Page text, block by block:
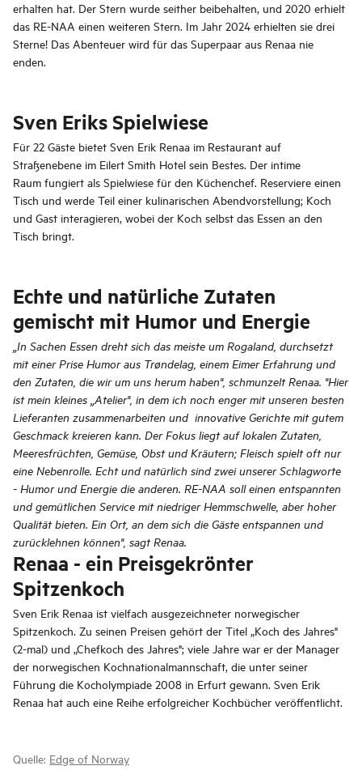
erhalten hat. Der Stern wurde seither beibehalten, und 2020 erhielt
das RE-NAA einen weiteren Stern. Im Jahr 2024 erhielten sie drei
Sterne! Das Abenteuer wird für das Superpaar aus Renaa nie
enden.
Sven Eriks Spielwiese
Für 22 Gäste bietet Sven Erik Renaa im Restaurant auf
Straßenebene im Eilert Smith Hotel sein Bestes. Der intime
Raum fungiert als Spielwiese für den Küchenchef. Reserviere einen
Tisch und werde Teil einer kulinarischen Abendvorstellung; Koch
und Gast interagieren, wobei der Koch selbst das Essen an den
Tisch bringt.
Echte und natürliche Zutaten
gemischt mit Humor und Energie
„In Sachen Essen dreht sich das meiste um Rogaland, durchsetzt
mit einer Prise Humor aus Trøndelag, einem Eimer Erfahrung und
den Zutaten, die wir um uns herum haben", schmunzelt Renaa. "Hier
ist mein kleines „Atelier", in dem ich noch enger mit unseren besten
Lieferanten zusammenarbeiten und innovative Gerichte mit gutem
Geschmack kreieren kann. Der Fokus liegt auf lokalen Zutaten,
Meeresfrüchten, Gemüse, Obst und Kräutern; Fleisch spielt oft nur
eine Nebenrolle. Echt und natürlich sind zwei unserer Schlagworte
- Humor und Energie die anderen. RE-NAA soll einen entspannten
und gemütlichen Service mit niedriger Hemmschwelle, aber hoher
Qualität bieten. Ein Ort, an dem sich die Gäste entspannen und
zurücklehnen können", sagt Renaa.
Renaa - ein Preisgekrönter
Spitzenkoch
Sven Erik Renaa ist vielfach ausgezeichneter norwegischer
Spitzenkoch. Zu seinen Preisen gehört der Titel „Koch des Jahres"
(2-mal) und „Chefkoch des Jahres"; viele Jahre war er der Manager
der norwegischen Kochnationalmannschaft, die unter seiner
Führung die Kocholympiade 2008 in Erfurt gewann. Sven Erik
Renaa hat auch eine Reihe erfolgreicher Kochbücher veröffentlicht.
Quelle: Edge of Norway